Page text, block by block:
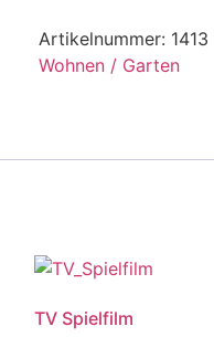
Artikelnummer: 1413
Wohnen / Garten
TV Spielfilm